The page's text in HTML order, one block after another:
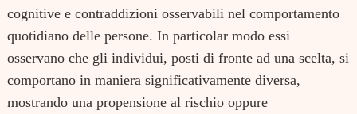
cognitive e contraddizioni osservabili nel comportamento
quotidiano delle persone. In particolar modo essi
osservano che gli individui, posti di fronte ad una scelta, si
comportano in maniera significativamente diversa,
mostrando una propensione al rischio oppure